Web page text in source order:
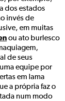
dos estados
invés de
em muitas
ou ato burlesco
de seus
equipe por
em lama
a própria faz o
num modo